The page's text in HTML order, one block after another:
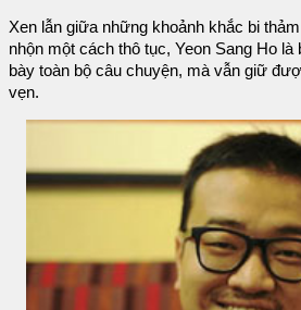
Xen lẫn giữa những khoảnh khắc bi
nhộn một cách thô tục, Yeon Sang Ho
bày toàn bộ câu chuyện, mà vẫn giữ
vẹn.